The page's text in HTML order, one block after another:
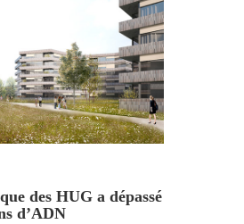
des HUG a dépassé
d’ADN